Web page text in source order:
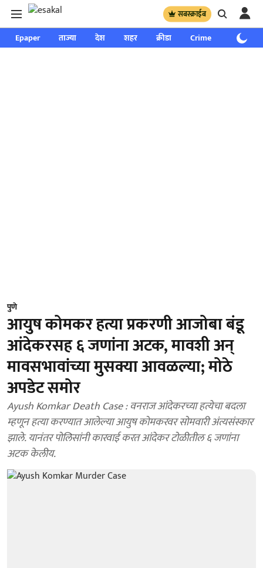
सबस्क्राईब
Epaper ताज्या देश शहर क्रीडा Crime साप्ताहिक
पुणे
आयुष कोमकर हत्या प्रकरणी आजोबा बंडू
आंदेकरसह ६ जणांना अटक, मावशी अन्
मावसभावांच्या मुसक्या आवळल्या; मोठे
अपडेट समोर
Ayush Komkar Death Case : वनराज आंदेकरच्या हत्येचा बदला
म्हणून हत्या करण्यात आलेल्या आयुष कोमकरवर सोमवारी अंत्यसंस्कार
झाले. यानंतर पोलिसांनी कारवाई करत आंदेकर टोळीतील ६ जणांना
अटक केलीय.